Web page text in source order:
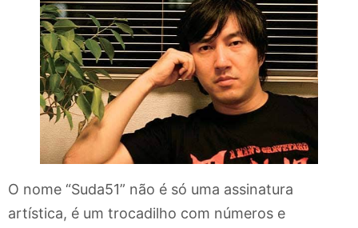
O nome “Suda51” não é só uma assinatura
artística, é um trocadilho com números e